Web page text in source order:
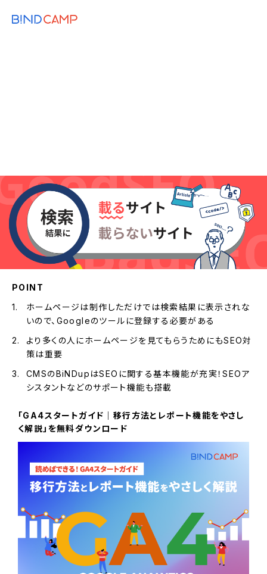
POINT
ホームページは制作しただけでは検索結果に表示されな
いので、Googleのツールに登録する必要がある
より多くの人にホームページを見てもらうためにもSEO対
策は重要
CMSのBiNDupはSEOに関する基本機能が充実！SEOア
シスタントなどのサポート機能も搭載
「GA4スタートガイド｜移行方法とレポート機能をやさし
く解説」を無料ダウンロード